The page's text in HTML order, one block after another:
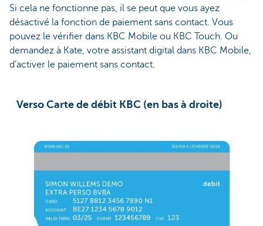
Si cela ne fonctionne pas, il se peut que vous ayez
désactivé la fonction de paiement sans contact. Vous
pouvez le vérifier dans KBC Mobile ou KBC Touch. Ou
demandez à Kate, votre assistant digital dans KBC Mobile,
d’activer le paiement sans contact.
Verso Carte de débit KBC (en bas à droite)